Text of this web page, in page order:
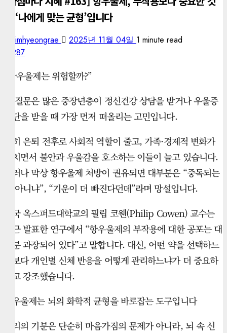
은 ‘나에게 맞는 균형’입니다
kimhyeongrae 2025년 11월 04일 1 minute read
287
“항우울제는 위험할까?”
이 질문은 많은 중장년층이 정신건강 상담을 받거나 우울증
진단을 받을 때 가장 먼저 떠올리는 고민입니다.
특히 은퇴 전후로 사회적 역할이 줄고, 가족·경제적 변화가
겹치면서 불안과 우울감을 호소하는 이들이 늘고 있습니다.
그러나 막상 항우울제 처방이 권유되면 대부분은 “중독되는
거 아니냐”, “기운이 더 빠진다던데”라며 망설입니다.
영국 옥스퍼드대학교의 필립 코웬(Philip Cowen) 교수는
최근 발표한 연구에서 “항우울제의 부작용에 대한 공포는 대
부분 과장되어 있다”고 말합니다. 대신, 어떤 약을 선택하느
냐보다 개인별 신체 반응을 어떻게 관리하느냐가 더 중요하
다고 강조했습니다.
항우울제는 뇌의 화학적 균형을 바로잡는 도구입니다
우리의 기분은 단순히 마음가짐의 문제가 아니라, 뇌 속 신